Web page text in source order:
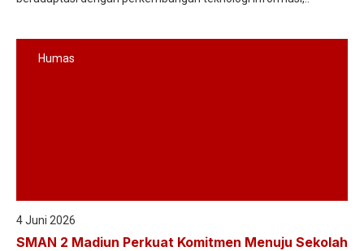
Humas
4 Juni 2026
SMAN 2 Madiun Perkuat Komitmen Menuju Sekolah